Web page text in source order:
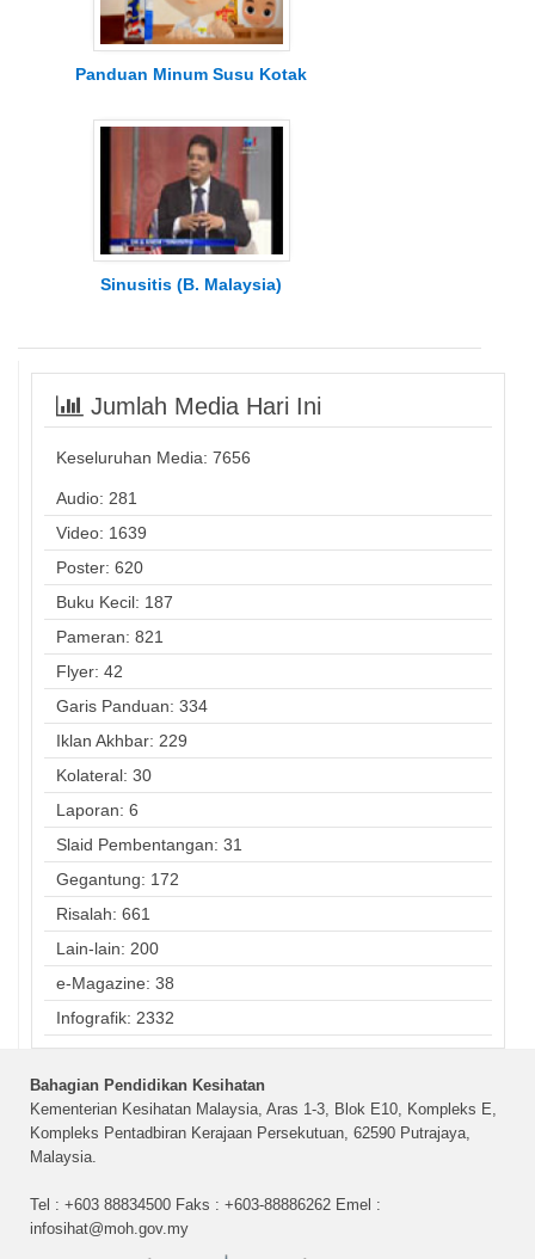
Panduan Minum Susu Kotak
Sinusitis (B. Malaysia)
Jumlah Media Hari Ini
Keseluruhan Media: 7656
Audio: 281
Video: 1639
Poster: 620
Buku Kecil: 187
Pameran: 821
Flyer: 42
Garis Panduan: 334
Iklan Akhbar: 229
Kolateral: 30
Laporan: 6
Slaid Pembentangan: 31
Gegantung: 172
Risalah: 661
Lain-lain: 200
e-Magazine: 38
Infografik: 2332
Bahagian Pendidikan Kesihatan
Kementerian Kesihatan Malaysia, Aras 1-3, Blok E10, Kompleks E,
Kompleks Pentadbiran Kerajaan Persekutuan, 62590 Putrajaya,
Malaysia.
Tel : +603 88834500 Faks : +603-88886262 Emel :
infosihat@moh.gov.my